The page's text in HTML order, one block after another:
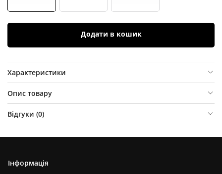
Додати в кошик
Характеристики
Опис товару
Відгуки (0)
Інформація